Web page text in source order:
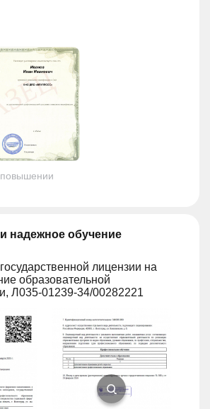
надежное обучение
лицензии на
образовательной
Л035-01239-34/00282221